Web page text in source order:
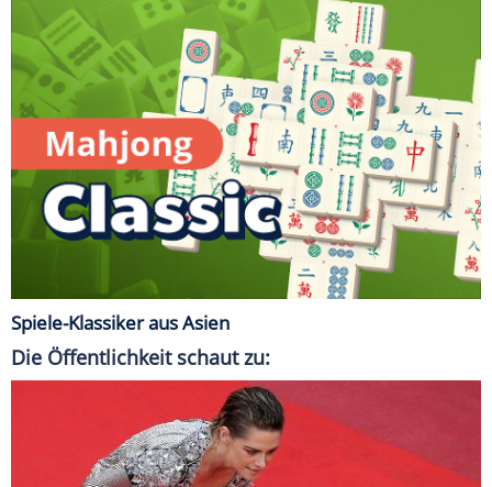
Spiele-Klassiker aus Asien
Die Öffentlichkeit schaut zu: